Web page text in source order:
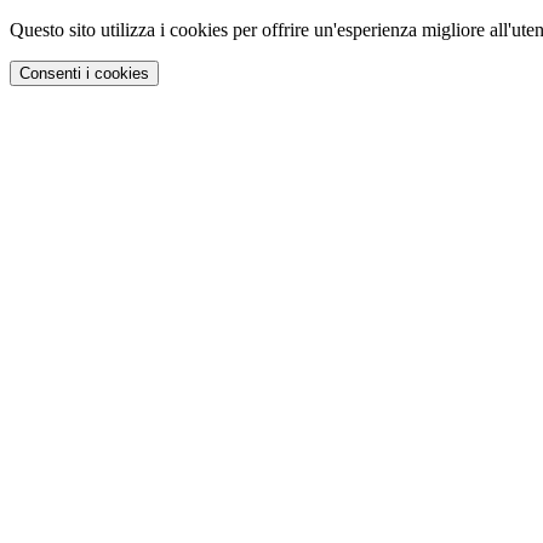
Questo sito utilizza i cookies per offrire un'esperienza migliore
Consenti i cookies